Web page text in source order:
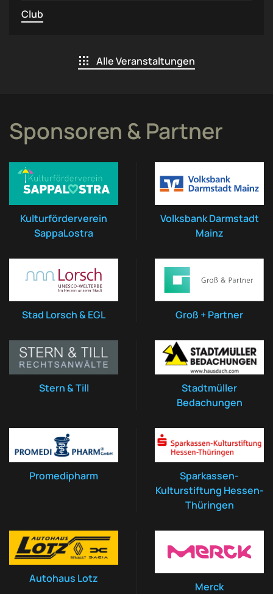
Club
Alle Veranstaltungen
Sponsoren & Partner
Kulturförderverein
SappaLostra
Volksbank Darmstadt
Mainz
Stad Lorsch & EGL Groß + Partner
Stern & Till
Stadtmüller
Bedachungen
Promedipharm
Sparkassen-
Kulturstiftung Hessen-
Thüringen
Autohaus Lotz
Merck